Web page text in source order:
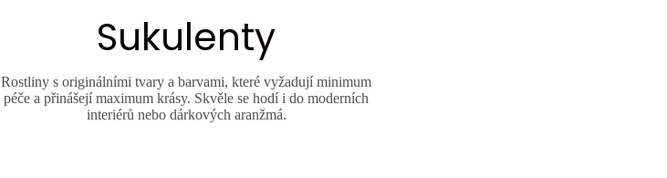
Sukulenty
Rostliny s originálními tvary a barvami, které vyžadují minimum
péče a přinášejí maximum krásy. Skvěle se hodí i do moderních
interiérů nebo dárkových aranžmá.